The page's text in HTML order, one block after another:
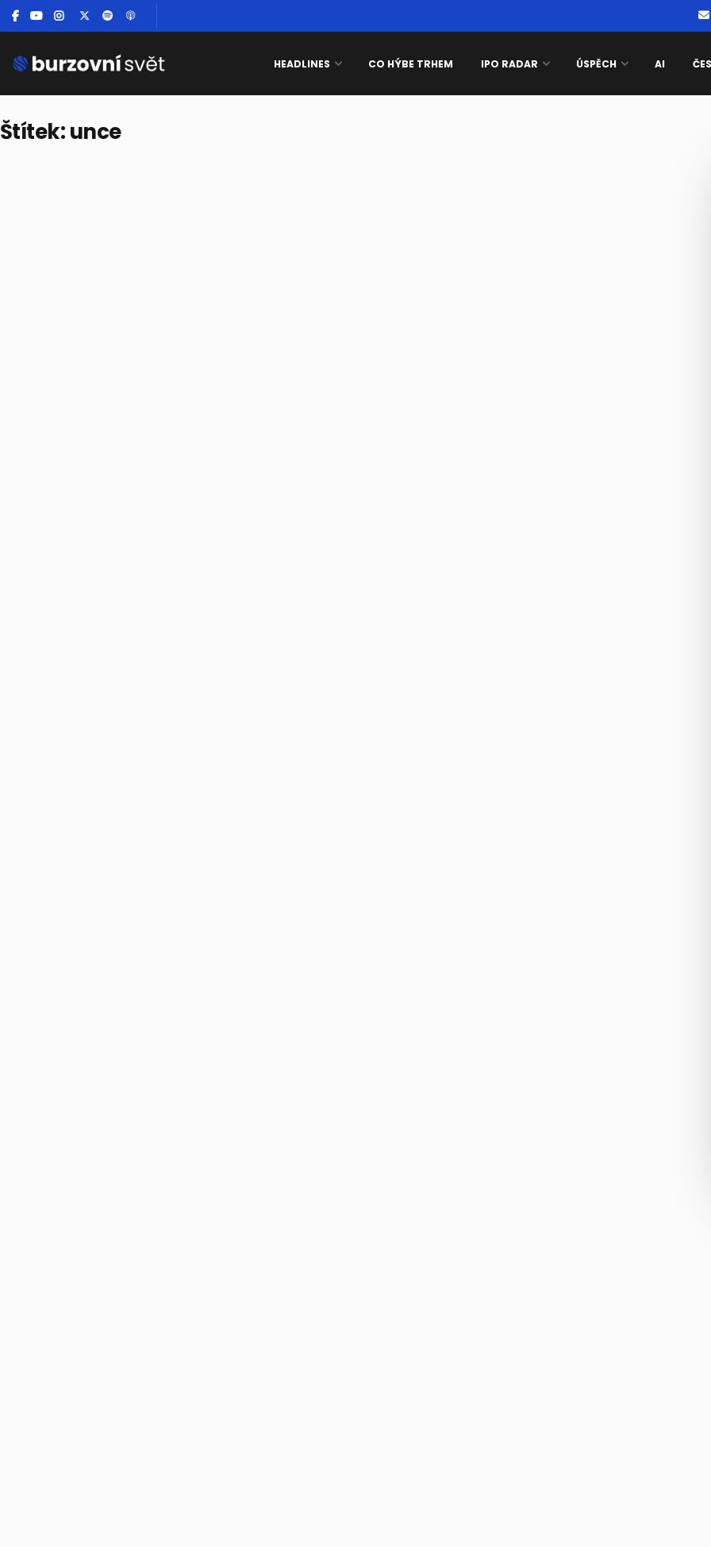
HEADLINES CO HÝBE TRHEM IPO RADAR ÚSPĚCH AI
Štítek:unce